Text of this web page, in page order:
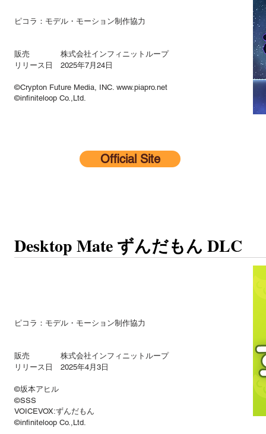
ピコラ：モデル・モーション制作協力
販売 株式会社インフィニットループ
リリース日 2025年7月24日
©Crypton Future Media, INC. www.piapro.net
©infiniteloop Co.,Ltd.
Official Site
Desktop Mate ずんだもん DLC
ピコラ：モデル・モーション制作協力
販売 株式会社インフィニットループ
リリース日 2025年4月3日
©坂本アヒル
©SSS
VOICEVOX:ずんだもん
©infiniteloop Co.,Ltd.